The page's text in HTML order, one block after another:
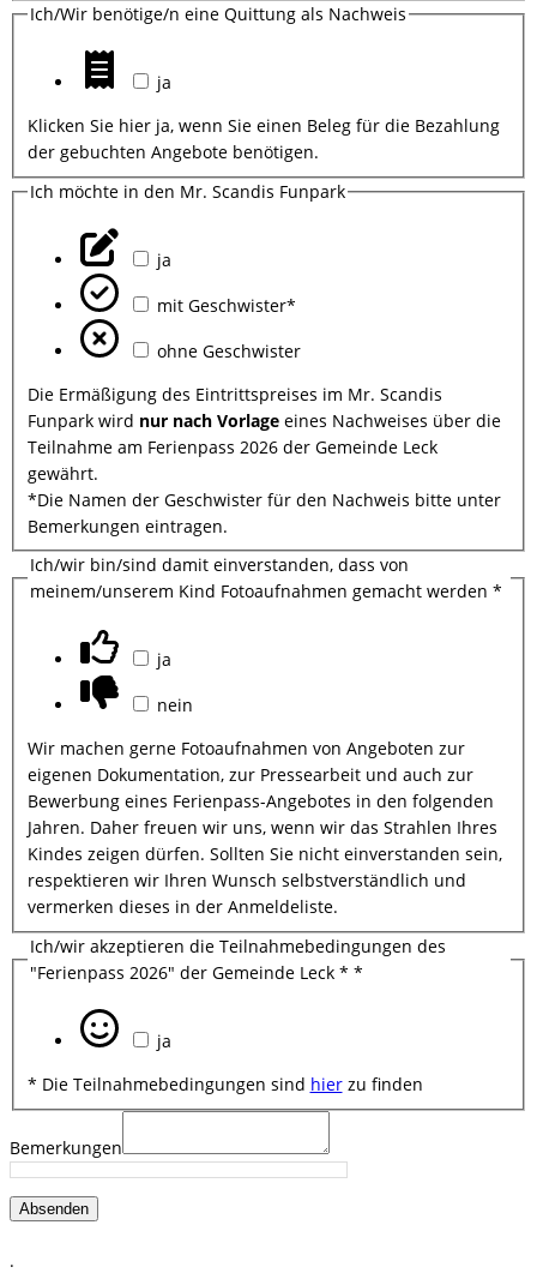
Ich/Wir benötige/n eine Quittung als Nachweis
ja
Klicken Sie hier ja, wenn Sie einen Beleg für die Bezahlung
der gebuchten Angebote benötigen.
Ich möchte in den Mr. Scandis Funpark
ja
mit Geschwister*
ohne Geschwister
Die Ermäßigung des Eintrittspreises im Mr. Scandis
Funpark wird nur nach Vorlageeines Nachweises über die
Teilnahme am Ferienpass 2026 der Gemeinde Leck
gewährt.
*Die Namen der Geschwister für den Nachweis bitte unter
Bemerkungen eintragen.
Ich/wir bin/sind damit einverstanden, dass von
meinem/unserem Kind Fotoaufnahmen gemacht werden *
ja
nein
Wir machen gerne Fotoaufnahmen von Angeboten zur
eigenen Dokumentation, zur Pressearbeit und auch zur
Bewerbung eines Ferienpass-Angebotes in den folgenden
Jahren. Daher freuen wir uns, wenn wir das Strahlen Ihres
Kindes zeigen dürfen. Sollten Sie nicht einverstanden sein,
respektieren wir Ihren Wunsch selbstverständlich und
vermerken dieses in der Anmeldeliste.
Ich/wir akzeptieren die Teilnahmebedingungen des
"Ferienpass 2026" der Gemeinde Leck * *
ja
* Die Teilnahmebedingungen sind hierzu finden
Bemerkungen
Absenden
.